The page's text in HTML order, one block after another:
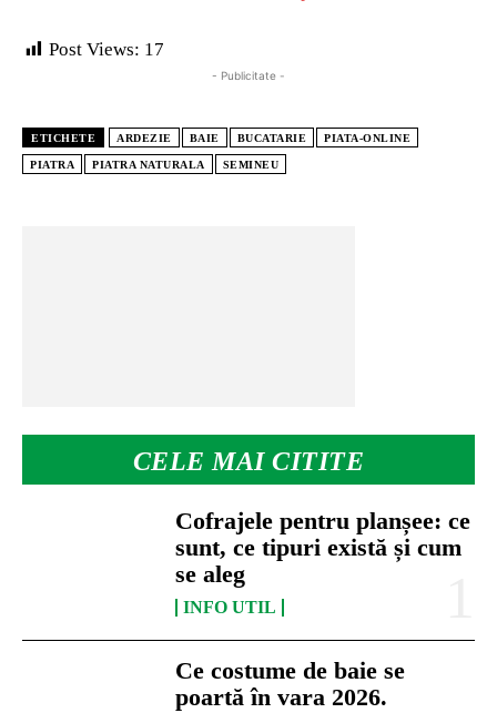
CELE MAI CITITE
Cofrajele pentru planșee: ce
sunt, ce tipuri există și cum
se aleg
INFO UTIL
Ce costume de baie se
poartă în vara 2026.
Post Views: 17
- Publicitate -
ETICHETE ARDEZIE BAIE BUCATARIE PIATA-ONLINE
PIATRA PIATRA NATURALA SEMINEU